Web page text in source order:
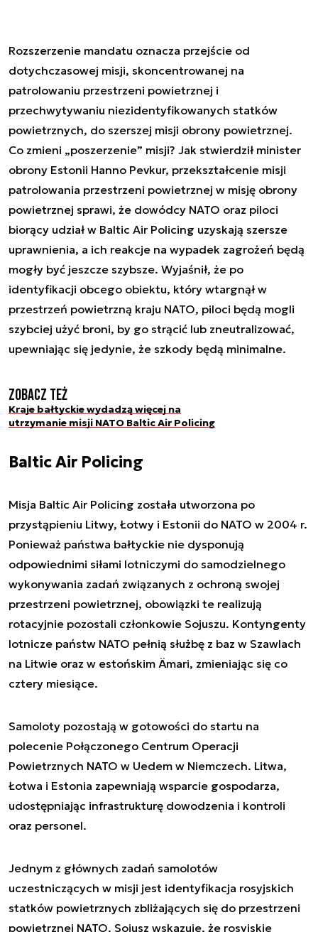
Rozszerzenie mandatu oznacza przejście od
dotychczasowej misji, skoncentrowanej na
patrolowaniu przestrzeni powietrznej i
przechwytywaniu niezidentyfikowanych statków
powietrznych, do szerszej misji obrony powietrznej.
Co zmieni „poszerzenie” misji? Jak stwierdził minister
obrony Estonii Hanno Pevkur, przekształcenie misji
patrolowania przestrzeni powietrznej w misję obrony
powietrznej sprawi, że dowódcy NATO oraz piloci
biorący udział w Baltic Air Policing uzyskają szersze
uprawnienia, a ich reakcje na wypadek zagrożeń będą
mogły być jeszcze szybsze. Wyjaśnił, że po
identyfikacji obcego obiektu, który wtargnął w
przestrzeń powietrzną kraju NATO, piloci będą mogli
szybciej użyć broni, by go strącić lub zneutralizować,
upewniając się jedynie, że szkody będą minimalne.
Zobacz też
Kraje bałtyckie wydadzą więcej na
utrzymanie misji NATO Baltic Air Policing
Baltic Air Policing
Misja Baltic Air Policing została utworzona po
przystąpieniu Litwy, Łotwy i Estonii do NATO w 2004 r.
Ponieważ państwa bałtyckie nie dysponują
odpowiednimi siłami lotniczymi do samodzielnego
wykonywania zadań związanych z ochroną swojej
przestrzeni powietrznej, obowiązki te realizują
rotacyjnie pozostali członkowie Sojuszu. Kontyngenty
lotnicze państw NATO pełnią służbę z baz w Szawlach
na Litwie oraz w estońskim Ämari, zmieniając się co
cztery miesiące.
Samoloty pozostają w gotowości do startu na
polecenie Połączonego Centrum Operacji
Powietrznych NATO w Uedem w Niemczech. Litwa,
Łotwa i Estonia zapewniają wsparcie gospodarza,
udostępniając infrastrukturę dowodzenia i kontroli
oraz personel.
Jednym z głównych zadań samolotów
uczestniczących w misji jest identyfikacja rosyjskich
statków powietrznych zbliżających się do przestrzeni
powietrznej NATO. Sojusz wskazuje, że rosyjskie